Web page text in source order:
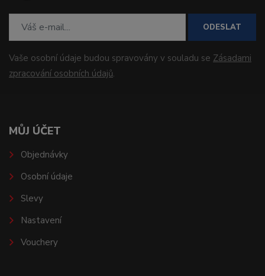
ODESLAT
Vaše osobní údaje budou spravovány v souladu se Zásadami
zpracování osobních údajů.
MŮJ ÚČET
Objednávky
Osobní údaje
Slevy
Nastavení
Vouchery